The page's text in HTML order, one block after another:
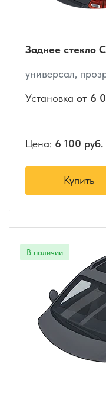
Заднее стекло
универсал,
Установка от 6
Цена: 6 100 руб.
Купить